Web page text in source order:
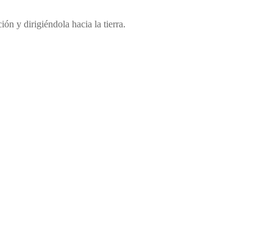
y dirigiéndola hacia la tierra.